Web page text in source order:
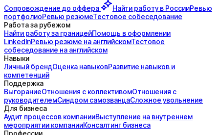
Сопровождение до оффера Найти работу в РоссииРевью
портфолиоРевью резюмеТестовое собеседование
Работа за рубежом
Найти работу за границейПомощь в оформлении
LinkedInРевью резюме на английскомТестовое
собеседование на английском
Навыки
Личный брендОценка навыковРазвитие навыков и
компетенций
Поддержка
ВыгораниеОтношения с коллективомОтношения с
руководителемСиндром самозванцаСложное увольнение
Для бизнеса
Аудит процессов компанииВыступление на внутреннем
мероприятии компанииКонсалтинг бизнеса